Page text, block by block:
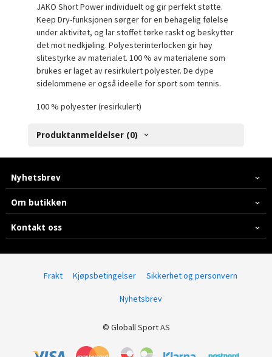
JAKO Short Power individuelt og gir perfekt støtte.
Keep Dry-funksjonen sørger for en behagelig følelse
under aktivitet, og lar stoffet tørke raskt og beskytter
det mot nedkjøling. Polyesterinterlocken gir høy
slitestyrke av materialet. 100 % av materialene som
brukes er laget av resirkulert polyester. De dype
sidelommene er også ideelle for sport som tennis.
100 % polyester (resirkulert)
Produktanmeldelser (0)
Nyhetsbrev
Om butikken
Kontakt oss
Frakt Kjøpsbetingelser Sikkerhet og personvern
Nyhetsbrev
© Globall Sport AS